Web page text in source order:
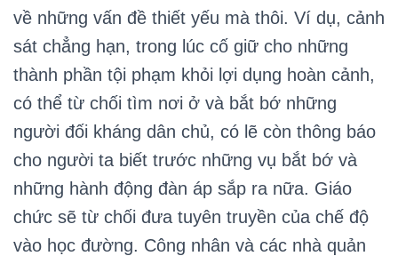
về những vấn đề thiết yếu mà thôi. Ví dụ, cảnh
sát chẳng hạn, trong lúc cố giữ cho những
thành phần tội phạm khỏi lợi dụng hoàn cảnh,
có thể từ chối tìm nơi ở và bắt bớ những
người đối kháng dân chủ, có lẽ còn thông báo
cho người ta biết trước những vụ bắt bớ và
những hành động đàn áp sắp ra nữa. Giáo
chức sẽ từ chối đưa tuyên truyền của chế độ
vào học đường. Công nhân và các nhà quản